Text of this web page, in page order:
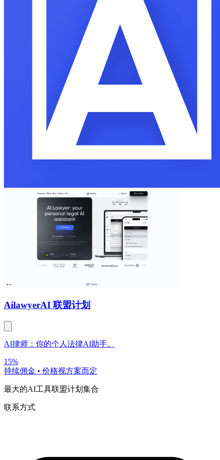
AilawyerAI 联盟计划
AI律师：你的个人法律AI助手。
15%
持续佣金 • 价格视方案而定
最大的AI工具联盟计划集合
联系方式